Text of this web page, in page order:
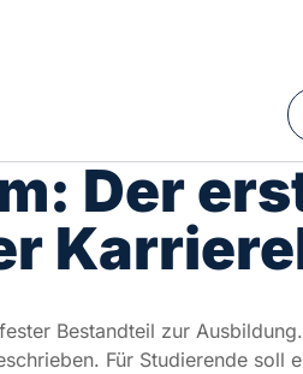
Der
Bestandteil zur Ausbildung. Je
Für Studierende soll ein